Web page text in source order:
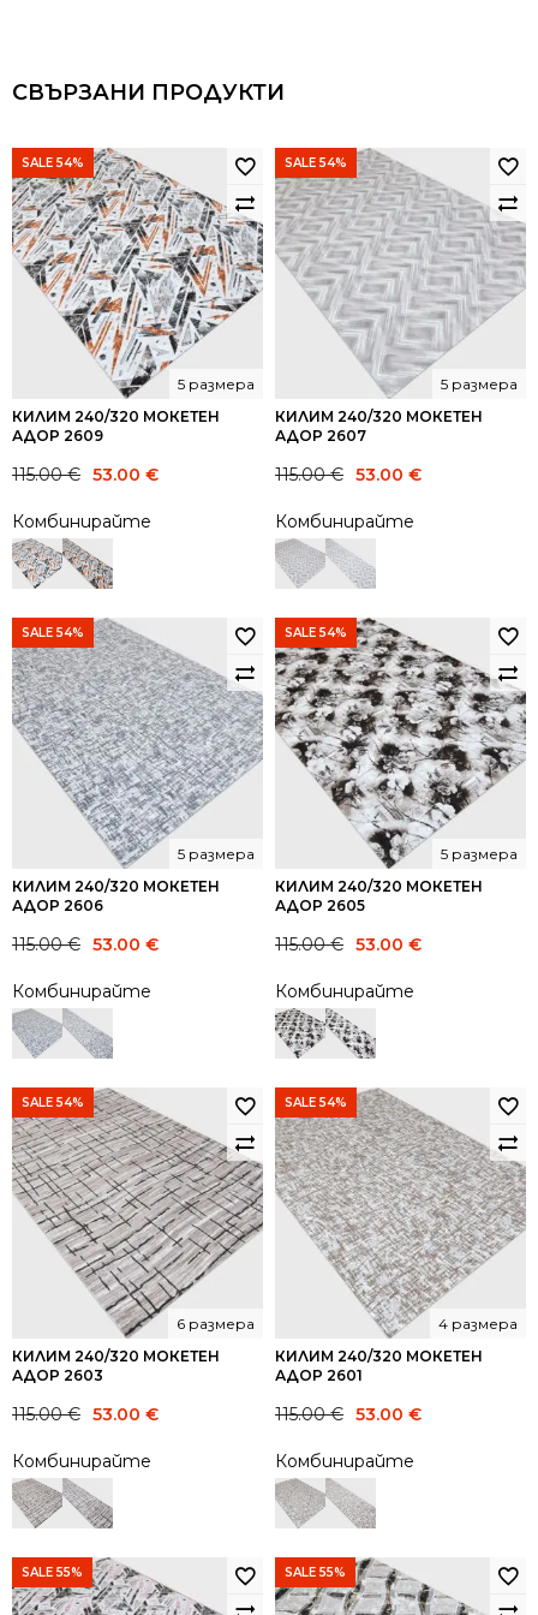
СВЪРЗАНИ ПРОДУКТИ
SALE 54%
КИЛИМ 240/320 МОКЕТЕН
АДОР 2609
5 размера
115.00€
Original
was:
115.00 €.
53.00 €
Current
is:
53.00 €.
Комбинирайте
SALE 54%
КИЛИМ 240/320 МОКЕТЕН
АДОР 2607
5 размера
115.00€
Original
was:
115.00 €.
53.00 €
Current
is:
53.00 €.
Комбинирайте
SALE 54%
КИЛИМ 240/320 МОКЕТЕН
АДОР 2606
5 размера
115.00€
Original
was:
115.00 €.
53.00 €
Current
is:
53.00 €.
Комбинирайте
SALE 54%
КИЛИМ 240/320 МОКЕТЕН
АДОР 2605
5 размера
115.00€
Original
was:
115.00 €.
53.00 €
Current
is:
53.00 €.
Комбинирайте
SALE 54%
КИЛИМ 240/320 МОКЕТЕН
АДОР 2603
6 размера
115.00€
Original
was:
115.00 €.
53.00 €
Current
is:
53.00 €.
Комбинирайте
SALE 54%
КИЛИМ 240/320 МОКЕТЕН
АДОР 2601
4 размера
115.00€
Original
was:
115.00 €.
53.00 €
Current
is:
53.00 €.
Комбинирайте
SALE 55% SALE 55%